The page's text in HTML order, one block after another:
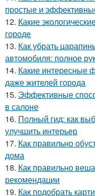
простые и
12. Какие
городе
13. Как убрать
автомобиля: полное
14. Какие интересные
даже жителей города
15. Эффективные
в салоне
16. Полный гид: как
улучшить интерьер
17. Как правильно
дома
18. Как правильно
рекомендации
19. Как подобрать